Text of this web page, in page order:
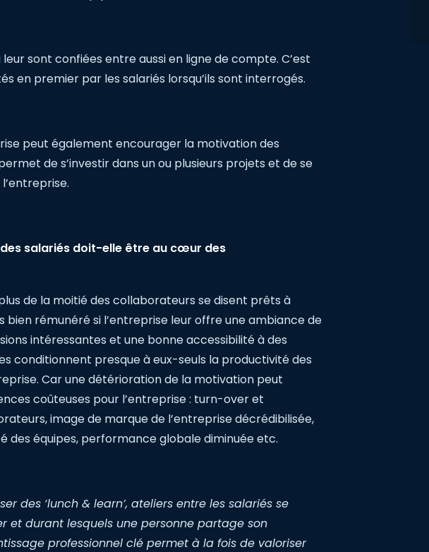
leur sont confiées entre aussi en ligne de compte. C’est
en premier par les salariés lorsqu’ils sont interrogés.
peut également encourager la motivation des
de s’investir dans un ou plusieurs projets et de se
salariés doit-elle être au cœur des
de la moitié des collaborateurs se disent prêts à
rémunéré si l’entreprise leur offre une ambiance de
intéressantes et une bonne accessibilité à des
conditionnent presque à eux-seuls la productivité des
Car une détérioration de la motivation peut
coûteuses pour l’entreprise : turn-over et
image de marque de l’entreprise décrédibilisée,
des équipes, performance globale diminuée etc.
des ‘lunch & learn’, ateliers entre les salariés se
et durant lesquels une personne partage son
professionnel clé permet à la fois de valoriser